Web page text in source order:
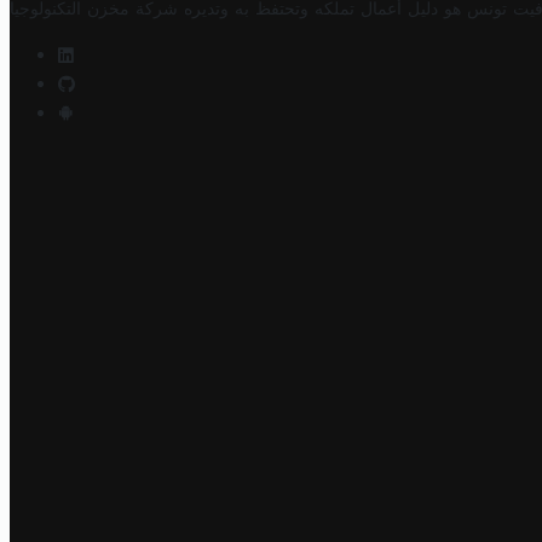
تونس هو دليل أعمال تملكه وتحتفظ به وتديره شركة مخزن التكنولوجيا